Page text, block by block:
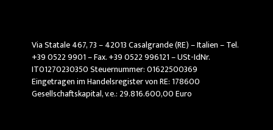
Via Statale 467, 73 – 42013 Casalgrande (RE) – Italien – Tel.
+39 0522 9901 – Fax. +39 0522 996121 – USt-IdNr.
IT01270230350 Steuernummer: 01622500369
Eingetragen im Handelsregister von RE: 178600
Gesellschaftskapital, v.e.: 29.816.600,00 Euro